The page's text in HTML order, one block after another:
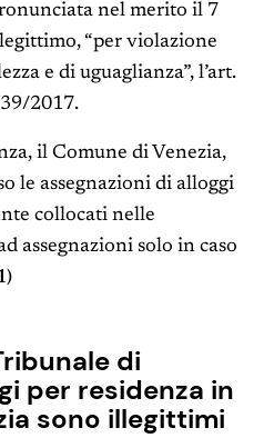
nel merito il 7
“per violazione
e di uguaglianza”, l’art.
2017.
il Comune di Venezia,
le assegnazioni di alloggi
collocati nelle
assegnazioni solo in caso
di
per residenza in
sono illegittimi